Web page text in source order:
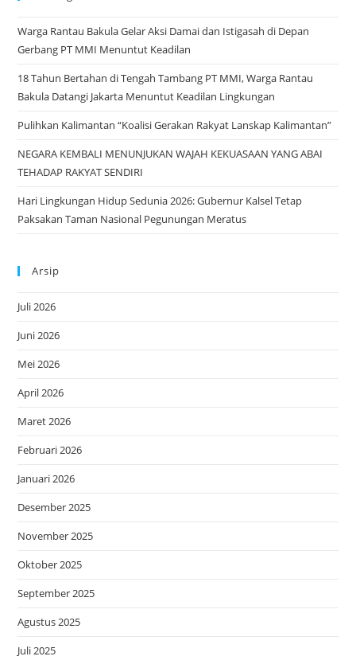
Warga Rantau Bakula Gelar Aksi Damai dan Istigasah di Depan
Gerbang PT MMI Menuntut Keadilan
18 Tahun Bertahan di Tengah Tambang PT MMI, Warga Rantau
Bakula Datangi Jakarta Menuntut Keadilan Lingkungan
Pulihkan Kalimantan “Koalisi Gerakan Rakyat Lanskap Kalimantan”
NEGARA KEMBALI MENUNJUKAN WAJAH KEKUASAAN YANG ABAI
TEHADAP RAKYAT SENDIRI
Hari Lingkungan Hidup Sedunia 2026: Gubernur Kalsel Tetap
Paksakan Taman Nasional Pegunungan Meratus
Arsip
Juli 2026
Juni 2026
Mei 2026
April 2026
Maret 2026
Februari 2026
Januari 2026
Desember 2025
November 2025
Oktober 2025
September 2025
Agustus 2025
Juli 2025